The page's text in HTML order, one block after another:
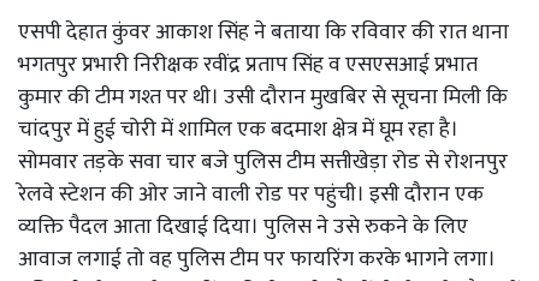
एसपी देहात कुंवर आकाश सिंह ने बताया कि रविवार की रात थाना
भगतपुर प्रभारी निरीक्षक रवींद्र प्रताप सिंह व एसएसआई प्रभात
कुमार की टीम गश्त पर थी। उसी दौरान मुखबिर से सूचना मिली कि
चांदपुर में हुई चोरी में शामिल एक बदमाश क्षेत्र में घूम रहा है।
सोमवार तड़के सवा चार बजे पुलिस टीम सत्तीखेड़ा रोड से रोशनपुर
रेलवे स्टेशन की ओर जाने वाली रोड पर पहुंची। इसी दौरान एक
व्यक्ति पैदल आता दिखाई दिया। पुलिस ने उसे रुकने के लिए
आवाज लगाई तो वह पुलिस टीम पर फायरिंग करके भागने लगा।